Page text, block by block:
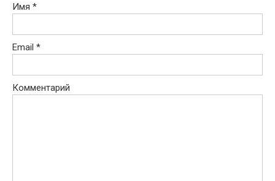
Имя *
Email *
Комментарий